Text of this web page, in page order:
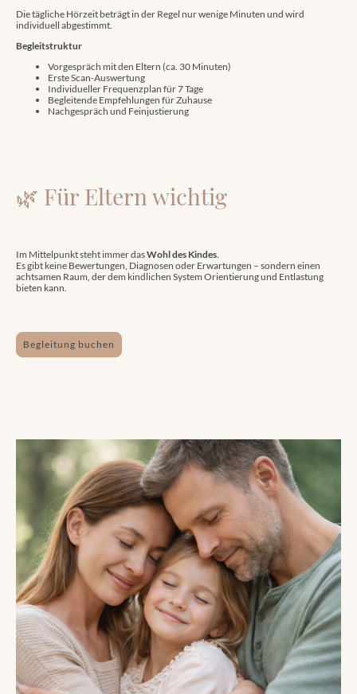
Die tägliche Hörzeit beträgt in der Regel nur wenige Minuten und wird
individuell abgestimmt.
Begleitstruktur
Vorgespräch mit den Eltern (ca. 30 Minuten)
Erste Scan-Auswertung
Individueller Frequenzplan für 7 Tage
Begleitende Empfehlungen für Zuhause
Nachgespräch und Feinjustierung
🌿 Für Eltern wichtig
Im Mittelpunkt steht immer dasWohl des Kindes
Es gibt keine Bewertungen, Diagnosen oder Erwartungen – sondern einen
achtsamen Raum, der dem kindlichen System Orientierung und Entlastung
bieten kann.
Begleitung buchen